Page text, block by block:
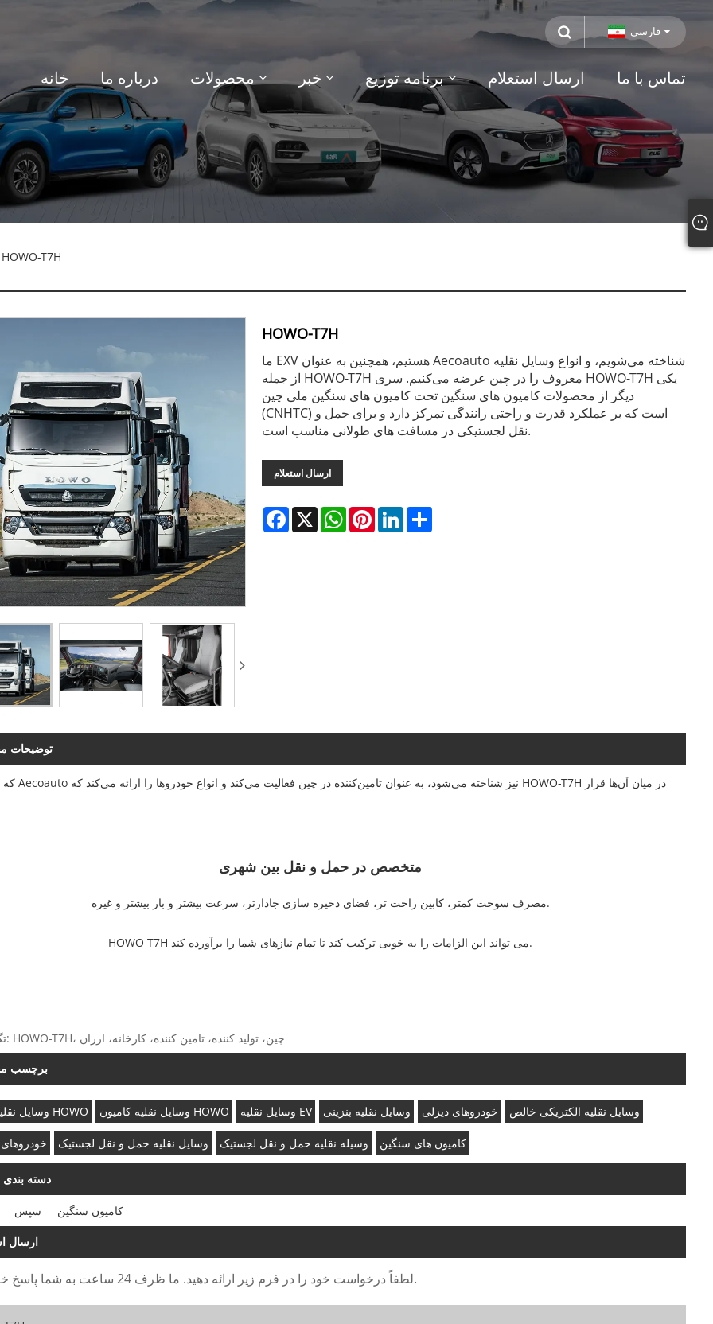
فارسی
خانه درباره ما محصولات خبر برنامه توزیع ارسال استعلام تماس با ما
T7H
HOWO-T7H
ما EXV هستیم، همچنین به عنوان Aecoauto شناخته می‌شویم، و انواع وسایل نقلیه
از جمله HOWO-T7H معروف را در چین عرضه می‌کنیم. سری HOWO-T7H یکی
دیگر از محصولات کامیون های سنگین تحت کامیون های سنگین ملی چین
(CNHTC) است که بر عملکرد قدرت و راحتی رانندگی تمرکز دارد و برای حمل و
نقل لجستیکی در مسافت های طولانی مناسب است.
ارسال استعلام
Facebook
X WhatsApp
PinterestLinkedIn
توضیحات
متخصص در حمل و نقل بین شهری
مصرف سوخت کمتر، کابین راحت تر، فضای ذخیره سازی جادارتر، سرعت بیشتر و بار بیشتر و غیره.
HOWO T7H می تواند این الزامات را به خوبی ترکیب کند تا تمام نیازهای شما را برآورده کند.
تگ های داغ: HOWO-T7H، چین، تولید کننده، تامین کننده، کارخانه، ارزان
برچسب
وسایل نقلیه کامیون HOWO وسایل نقلیه کامیون HOWO وسایل نقلیه EV وسایل نقلیه بنزینی خودروهای دیزلی وسایل نقلیه الکتریکی خالص
وسایل نقلیه حمل و نقل لجستیک وسیله نقلیه حمل و نقل لجستیک کامیون های سنگین
دسته
سپس کامیون سنگین
ارسال
لطفاً درخواست خود را در فرم زیر ارائه دهید. ما ظرف 24 ساعت به شما پاسخ خواهیم داد.